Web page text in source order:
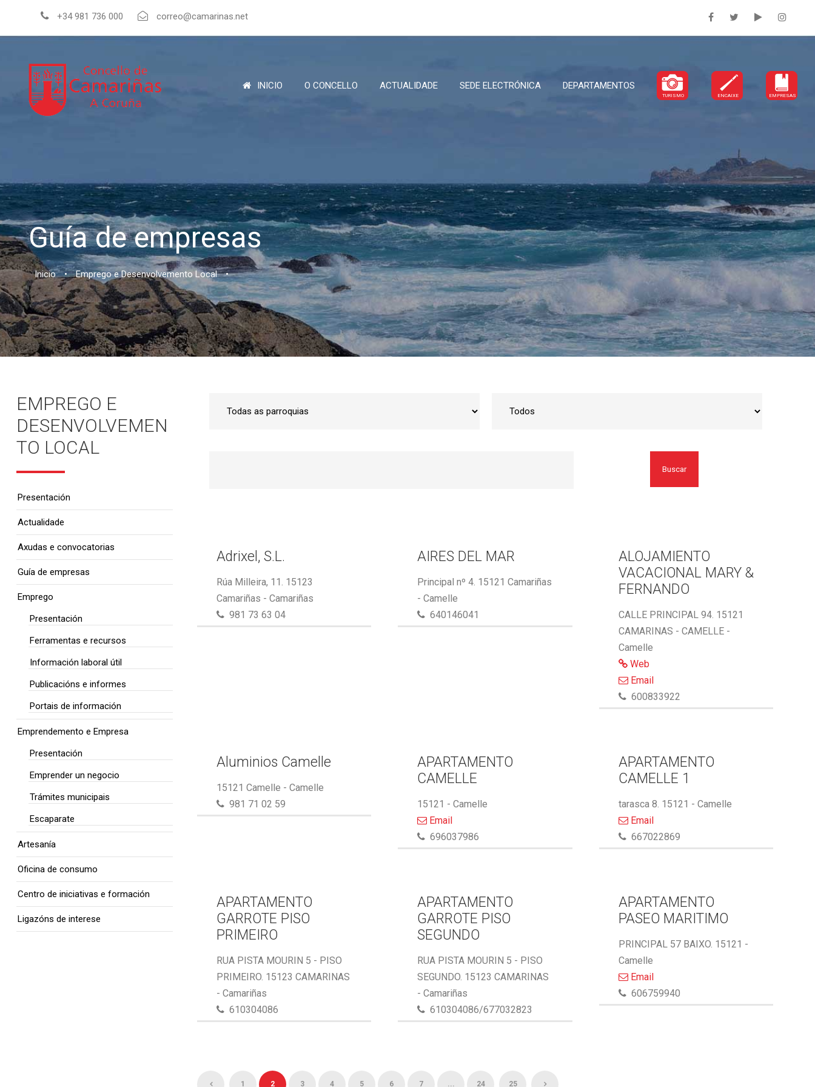
+34 981 736 000 correo@camarinas.net
INICIO O CONCELLO ACTUALIDADE SEDE ELECTRÓNICA DEPARTAMENTOS
TURISMO ENCAIXE EMPRESAS
Guía de empresas
Inicio • Emprego e Desenvolvemento Local •
Buscar
Adrixel, S.L.
Rúa Milleira, 11. 15123
Camariñas - Camariñas
981 73 63 04
AIRES DEL MAR
Principal nº 4. 15121 Camariñas
- Camelle
640146041
ALOJAMIENTO
VACACIONAL MARY &
FERNANDO
CALLE PRINCIPAL 94. 15121
CAMARINAS - CAMELLE -
Camelle
Web
Email
600833922
Aluminios Camelle
15121 Camelle - Camelle
981 71 02 59
APARTAMENTO
CAMELLE
15121 - Camelle
Email
696037986
APARTAMENTO
CAMELLE 1
tarasca 8. 15121 - Camelle
Email
667022869
APARTAMENTO
GARROTE PISO
PRIMEIRO
RUA PISTA MOURIN 5 - PISO
PRIMEIRO. 15123 CAMARINAS
- Camariñas
610304086
APARTAMENTO
GARROTE PISO
SEGUNDO
RUA PISTA MOURIN 5 - PISO
SEGUNDO. 15123 CAMARINAS
- Camariñas
610304086/677032823
APARTAMENTO
PASEO MARITIMO
PRINCIPAL 57 BAIXO. 15121 -
Camelle
Email
606759940
1 2 3 4 5 6 7 ... 24 25
EMPREGO E
DESENVOLVEMEN
TO LOCAL
Presentación
Actualidade
Axudas e convocatorias
Guía de empresas
Emprego
Presentación
Ferramentas e recursos
Información laboral útil
Publicacións e informes
Portais de información
Emprendemento e Empresa
Presentación
Emprender un negocio
Trámites municipais
Escaparate
Artesanía
Oficina de consumo
Centro de iniciativas e formación
Ligazóns de interese